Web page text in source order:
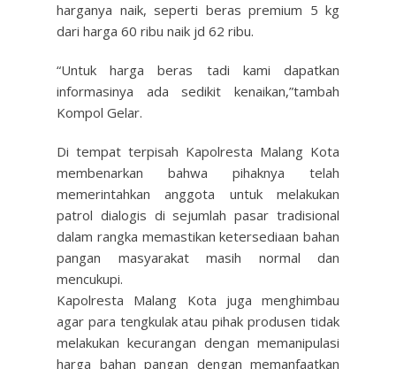
harganya naik, seperti beras premium 5 kg
dari harga 60 ribu naik jd 62 ribu.
“Untuk harga beras tadi kami dapatkan
informasinya ada sedikit kenaikan,”tambah
Kompol Gelar.
Di tempat terpisah Kapolresta Malang Kota
membenarkan bahwa pihaknya telah
memerintahkan anggota untuk melakukan
patrol dialogis di sejumlah pasar tradisional
dalam rangka memastikan ketersediaan bahan
pangan masyarakat masih normal dan
mencukupi.
Kapolresta Malang Kota juga menghimbau
agar para tengkulak atau pihak produsen tidak
melakukan kecurangan dengan memanipulasi
harga bahan pangan dengan memanfaatkan